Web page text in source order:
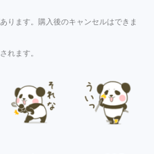
ります。購入後のキャンセルはできま
れます。